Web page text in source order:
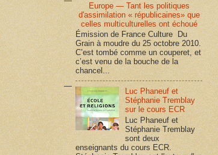
Europe — Tant les politiques
d'assimilation « républicaines» que
celles multiculturelles ont échoué
Émission de France Culture Du
Grain à moudre du 25 octobre 2010.
C’est tombé comme un couperet, et
c’est venu de la bouche de la
chancel...
Luc Phaneuf et
Stéphanie Tremblay
sur le cours ECR
Luc Phaneuf et
Stéphanie Tremblay
sont deux
enseignants du cours ECR.